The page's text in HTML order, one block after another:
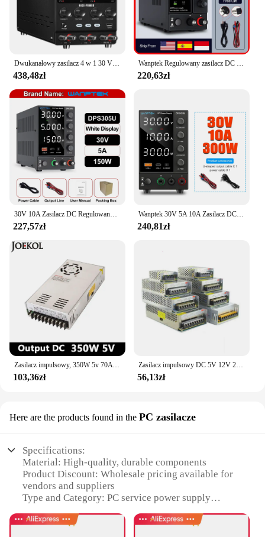
438,48zł 220,63zł
227,57zł
Wanptek 30V 5A 10A Zasilacz DC Regulowany wyświetlacz cyfrowy Zasilacze laboratoryjne Regulator napięcia 60V 5A 120V 3A Naprawa
240,81zł
103,36zł
Zasilacz impulsowy DC 5V 12V 24V 36V 48V 2A 3A 4A 5A 8A 10A 15A 20A 30A 40A 50A Transformator zasilający Adapter oświetlenia LED
56,13zł
Here are the products found in the PC zasilacze
Specifications:
Material: High-quality, durable components
Product Discount: Wholesale pricing available for
vendors and suppliers
Type and Category: PC service power supply
installation